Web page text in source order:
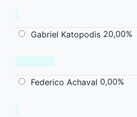
Gabriel Katopodis 20,00%
Federico Achaval 0,00%